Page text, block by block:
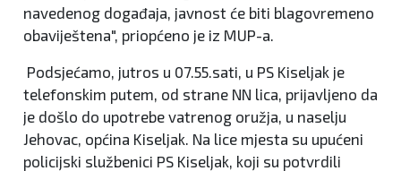
navedenog događaja, javnost će biti blagovremeno
obaviještena", priopćeno je iz MUP-a.
Podsjećamo, jutros u 07.55.sati, u PS Kiseljak je
telefonskim putem, od strane NN lica, prijavljeno da
je došlo do upotrebe vatrenog oružja, u naselju
Jehovac, općina Kiseljak. Na lice mjesta su upućeni
policijski službenici PS Kiseljak, koji su potvrdili